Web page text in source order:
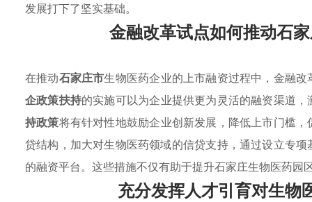
发展打下了坚实基础。
金融改革试点如何推动石
在推动石家庄市生物医药企业的上市融资过程中，金融
企政策扶持的实施可以为企业提供更为灵活的融资渠道
持政策将有针对性地鼓励企业创新发展，降低上市门槛
贷结构，加大对生物医药领域的信贷支持，通过设立专
的融资平台。这些措施不仅有助于提升石家庄生物医药
充分发挥人才引育对生物